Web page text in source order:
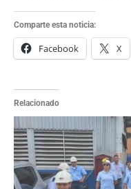
Comparte esta noticia:
Facebook X
Relacionado